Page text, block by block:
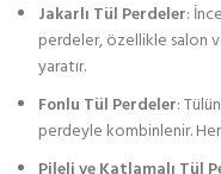
Jakarlı Tül Perdeler:
perdeler, özellikle salon
yaratır.
Fonlu Tül Perdeler:
perdeyle kombinlenir.